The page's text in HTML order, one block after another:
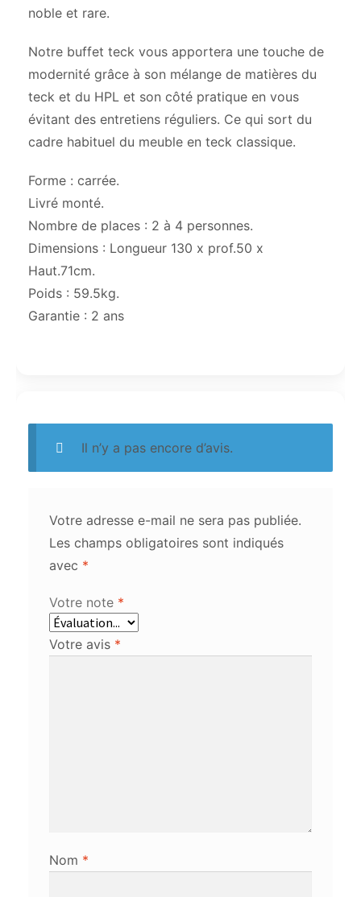
noble et rare.
Notre buffet teck vous apportera une touche de
modernité grâce à son mélange de matières du
teck et du HPL et son côté pratique en vous
évitant des entretiens réguliers. Ce qui sort du
cadre habituel du meuble en teck classique.
Forme : carrée.
Livré monté.
Nombre de places : 2 à 4 personnes.
Dimensions : Longueur 130 x prof.50 x
Haut.71cm.
Poids : 59.5kg.
Garantie : 2 ans
Il n’y a pas encore d’avis.
Votre adresse e-mail ne sera pas publiée.
Les champs obligatoires sont indiqués
avec *
Votre note *
Votre avis *
Nom *